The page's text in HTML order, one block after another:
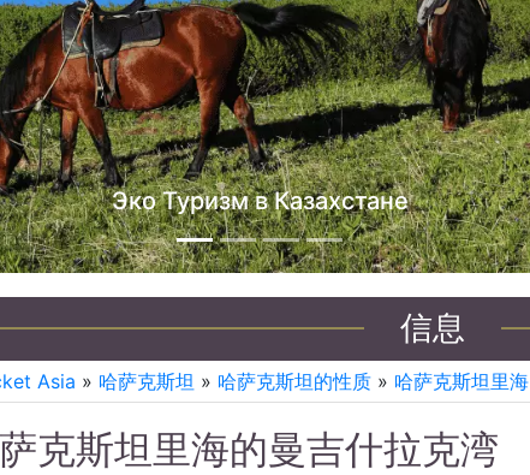
Эко Туризм в Казахстане
信息
Asia » 哈萨克斯坦 » 哈萨克斯坦的性质 » 哈萨克斯坦里海
克斯坦里海的曼吉什拉克湾